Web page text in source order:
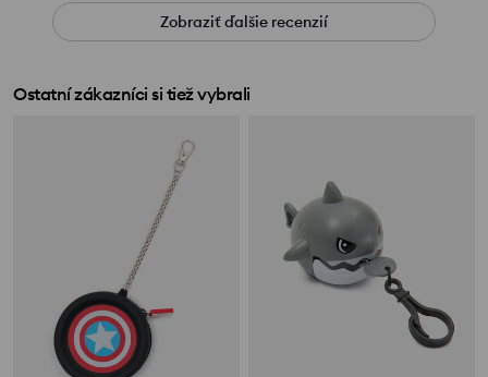
Zobraziť ďalšie recenzií
Ostatní zákazníci si tiež vybrali